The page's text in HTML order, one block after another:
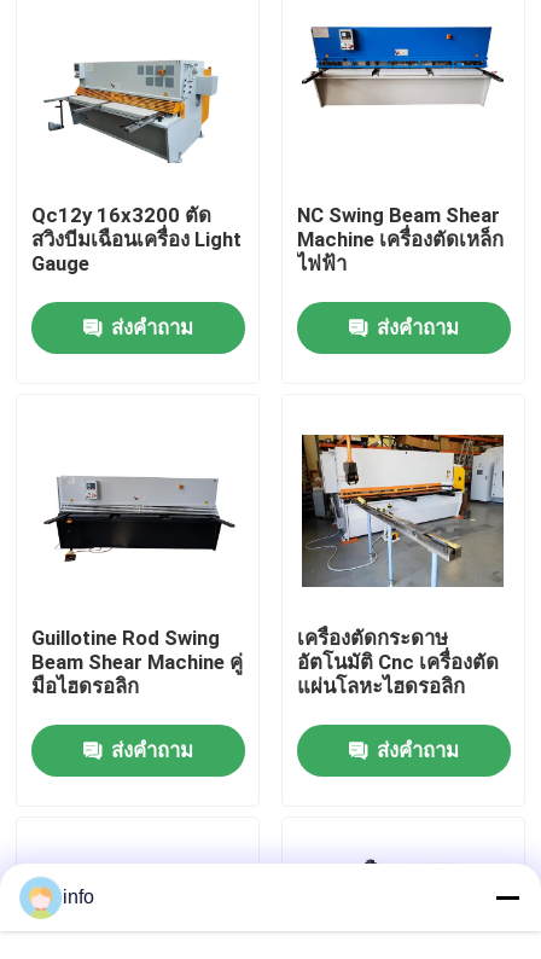
บ้าน
ผลิตภัณฑ์
ทัวร์โรงงาน
ควบคุมคุณภาพ
ติดต่อเรา
เครื่องกดเบรก
Qc12y 16x3200 ตัด
สวิงบีมเฉือนเครื่อง Light
Gauge
ส่งคำถาม
NC Swing Beam Shear
Machine เครื่องตัดเหล็ก
ไฟฟ้า
ส่งคำถาม
Guillotine Rod Swing
Beam Shear Machine คู่
มือไฮดรอลิก
ส่งคำถาม
เครื่องตัดกระดาษ
อัตโนมัติ Cnc เครื่องตัด
แผ่นโลหะไฮดรอลิก
ส่งคำถาม
info